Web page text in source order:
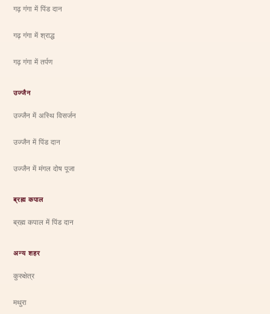
गढ़ गंगा में पिंड दान
गढ़ गंगा में श्राद्ध
गढ़ गंगा में तर्पण
उज्जैन
उज्जैन में अस्थि विसर्जन
उज्जैन में पिंड दान
उज्जैन में मंगल दोष पूजा
ब्रह्म कपाल
ब्रह्म कपाल में पिंड दान
अन्य शहर
कुरुक्षेत्र
मथुरा